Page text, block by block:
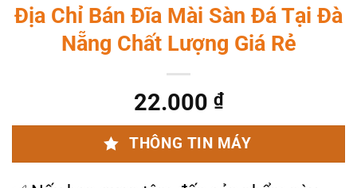
Địa Chỉ Bán Đĩa Mài Sàn Đá Tại Đà
Nẵng Chất Lượng Giá Rẻ
22.000 ₫
THÔNG TIN MÁY